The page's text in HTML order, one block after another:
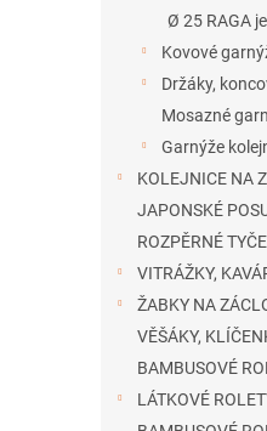
Ø 25 RAGA
Kovové
Držáky,
Mosazné
Garnýže
KOLEJNICE NA
JAPONSKÉ
ROZPĚRNÉ
VITRÁŽKY,
ŽABKY NA
VĚŠÁKY,
BAMBUSOVÉ
LÁTKOVÉ